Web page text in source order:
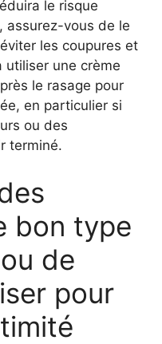
le risque
assurez-vous de le
les coupures et
utiliser une crème
le rasage pour
en particulier si
ou des
terminé.
bon type
de
pour